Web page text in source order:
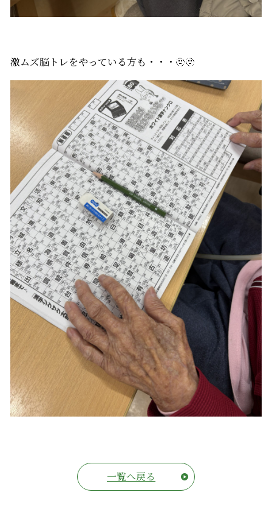
激ムズ脳トレをやっている方も・・・🫥🫥
一覧へ戻る